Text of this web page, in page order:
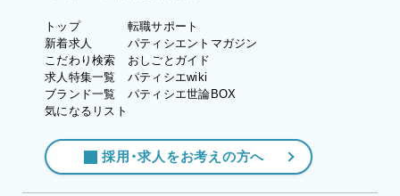
トップ
新着求人
こだわり検索
求人特集一覧
ブランド一覧
気になるリスト
転職サポート
パティシエントマガジン
おしごとガイド
パティシエwiki
パティシエ世論BOX
採用・求人をお考えの方へ